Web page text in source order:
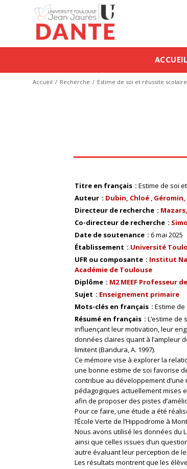
ACCUEIL
Accueil Recherche Estime de soi et réussite
Titre en français
Estime de soi
Auteur
Dubin, Chloé
Directeur de recherche
Co-directeur de recherche
Date de soutenance
6 mai 2025
Établissement
Université
UFR ou composante
Institut
Académie de Toulouse
Diplôme
M2 MEEF Professeur
Sujet
Enseignement primaire
Mots-clés en français
Estime de
Résumé en français
L’estime
influençant leur motivation, leur
données claires quant à l’ampleur
limitent (Bandura, A. 1997).
Ce mémoire vise à explorer la
une bonne estime de soi favorise
contribue au développement
pédagogiques actuellement mises
afin de proposer des pistes
Pour ce faire, une étude a été
l’École Verte de l’Hippodrome à
Nous avons utilisé les données du
ainsi que celles issues d’un
autre évaluant leur perception de
Les résultats montrent que les